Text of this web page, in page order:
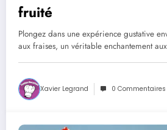
fruité
Plongez dans une expérience gustative
aux fraises, un véritable enchantement
Xavier Legrand 0 Commentaires